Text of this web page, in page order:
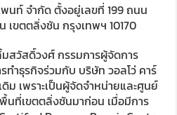
นท์ จำกัด ตั้งอยู่เลขที่ 199 ถนน
เขตตลิ่งชัน กรุงเทพฯ 10170
สวัสดิ์วงศ์ กรรมการผู้จัดการ
ทำธุรกิจร่วมกับ บริษัท วอลโว่ คาร์
ม เพราะเป็นผู้จัดจำหน่ายและศูนย์
นที่เขตตลิ่งชันมาก่อน เมื่อมีการ